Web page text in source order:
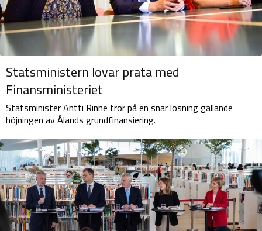
Statsministern lovar prata med
Finansministeriet
Statsminister Antti Rinne tror på en snar lösning gällande
höjningen av Ålands grundfinansiering.